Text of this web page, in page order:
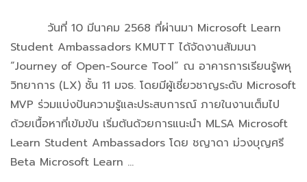
วันที่ 10 มีนาคม 2568 ที่ผ่านมา Microsoft Learn
Student Ambassadors KMUTT ได้จัดงานสัมมนา
“Journey of Open-Source Tool” ณ อาคารการเรียนรู้พหุ
วิทยาการ (LX) ชั้น 11 มจธ. โดยมีผู้เชี่ยวชาญระดับ Microsoft
MVP ร่วมแบ่งปันความรู้และประสบการณ์ ภายในงานเต็มไป
ด้วยเนื้อหาที่เข้มข้น เริ่มต้นด้วยการแนะนำ MLSA Microsoft
Learn Student Ambassadors โดย ชญาดา ม่วงบุญศรี
Beta Microsoft Learn …